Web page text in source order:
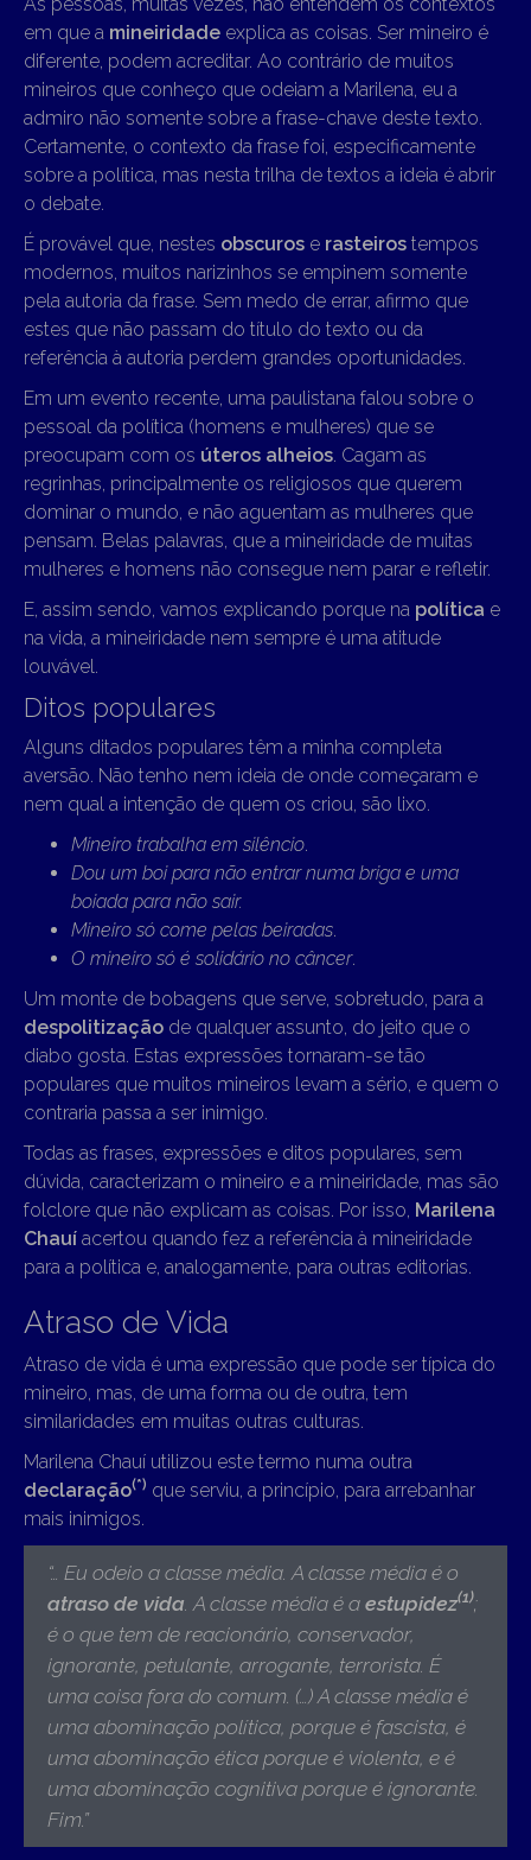
em que a mineiridade explica as coisas. Ser mineiro é
diferente, podem acreditar. Ao contrário de muitos
mineiros que conheço que odeiam a Marilena, eu a
admiro não somente sobre a frase-chave deste texto.
Certamente, o contexto da frase foi, especificamente
sobre a política, mas nesta trilha de textos a ideia é abrir
o debate.
É provável que, nestes obscuros e rasteiros tempos
modernos, muitos narizinhos se empinem somente
pela autoria da frase. Sem medo de errar, afirmo que
estes que não passam do título do texto ou da
referência à autoria perdem grandes oportunidades.
Em um evento recente, uma paulistana falou sobre o
pessoal da política (homens e mulheres) que se
preocupam com os úteros alheios. Cagam as
regrinhas, principalmente os religiosos que querem
dominar o mundo, e não aguentam as mulheres que
pensam. Belas palavras, que a mineiridade de muitas
mulheres e homens não consegue nem parar e refletir.
E, assim sendo, vamos explicando porque na política e
na vida, a mineiridade nem sempre é uma atitude
louvável.
Ditos populares
Alguns ditados populares têm a minha completa
aversão. Não tenho nem ideia de onde começaram e
nem qual a intenção de quem os criou, são lixo.
Mineiro trabalha em silêncio.
Dou um boi para não entrar numa briga e uma
boiada para não sair.
Mineiro só come pelas beiradas.
O mineiro só é solidário no câncer.
Um monte de bobagens que serve, sobretudo, para a
despolitização de qualquer assunto, do jeito que o
diabo gosta. Estas expressões tornaram-se tão
populares que muitos mineiros levam a sério, e quem o
contraria passa a ser inimigo.
Todas as frases, expressões e ditos populares, sem
dúvida, caracterizam o mineiro e a mineiridade, mas são
folclore que não explicam as coisas. Por isso, Marilena
Chauí acertou quando fez a referência à mineiridade
para a política e, analogamente, para outras editorias.
Atraso de Vida
Atraso de vida é uma expressão que pode ser típica do
mineiro, mas, de uma forma ou de outra, tem
similaridades em muitas outras culturas.
Marilena Chauí utilizou este termo numa outra
declaração(*) que serviu, a princípio, para arrebanhar
mais inimigos.
“… Eu odeio a classe média. A classe média é o
atraso de vida . A classe média é a estupidez(1);
é o que tem de reacionário, conservador,
ignorante, petulante, arrogante, terrorista. É
uma coisa fora do comum. (…) A classe média é
uma abominação política, porque é fascista, é
uma abominação ética porque é violenta, e é
uma abominação cognitiva porque é ignorante.
Fim .”